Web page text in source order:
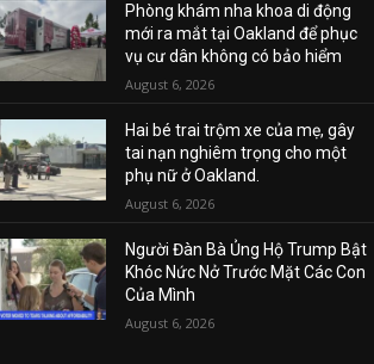
Phòng khám nha khoa di động
mới ra mắt tại Oakland để phục
vụ cư dân không có bảo hiểm
August 6, 2026
Hai bé trai trộm xe của mẹ, gây
tai nạn nghiêm trọng cho một
phụ nữ ở Oakland.
August 6, 2026
Người Đàn Bà Ủng Hộ Trump Bật
Khóc Nức Nở Trước Mặt Các Con
Của Mình
August 6, 2026